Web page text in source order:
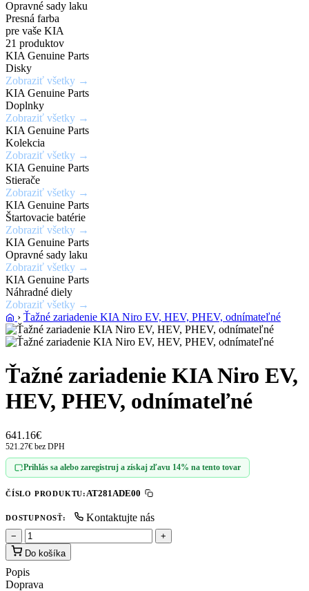
Získaj
výhody,
ktoré
inde
nedostaneš
Zaregistrovať
sa
aktuálnu
cenu
a
dostupnosť
Vyhľadať
diel
Kúpiť
teraz
odolné
voči
krúteniu
alebo
ohýbaniu
Zobraziť
ponuku
eleganciou
Kúpiť
teraz
riešenie
pre
rýchle
a
jednoduché
opravy
drobných
poškodení
laku
karosérie
Zobraziť
ponuku
Opravné sady laku
Presná farba
pre vaše KIA
21 produktov
KIA Genuine Parts
Disky
Zobraziť všetky →
KIA Genuine Parts
Doplnky
Zobraziť všetky →
KIA Genuine Parts
Kolekcia
Zobraziť všetky →
KIA Genuine Parts
Stierače
Zobraziť všetky →
KIA Genuine Parts
Štartovacie batérie
Zobraziť všetky →
KIA Genuine Parts
Opravné sady laku
Zobraziť všetky →
KIA Genuine Parts
Náhradné diely
Zobraziť všetky →
› Ťažné zariadenie KIA Niro EV, HEV, PHEV, odnímateľné
Ťažné zariadenie KIA Niro EV,
HEV, PHEV, odnímateľné
641.16€
521.27€ bez DPH
Prihlás sa alebo zaregistruj a získaj zľavu 14% na tento tovar
ČÍSLO PRODUKTU: AT281ADE00
DOSTUPNOSŤ: Kontaktujte nás
−
+
Do košíka
Popis
Doprava